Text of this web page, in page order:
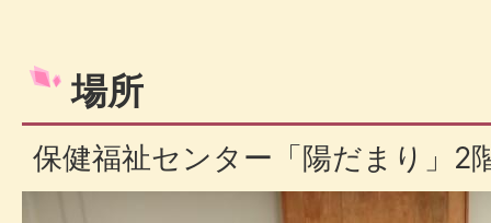
場所
保健福祉センター「陽だまり」